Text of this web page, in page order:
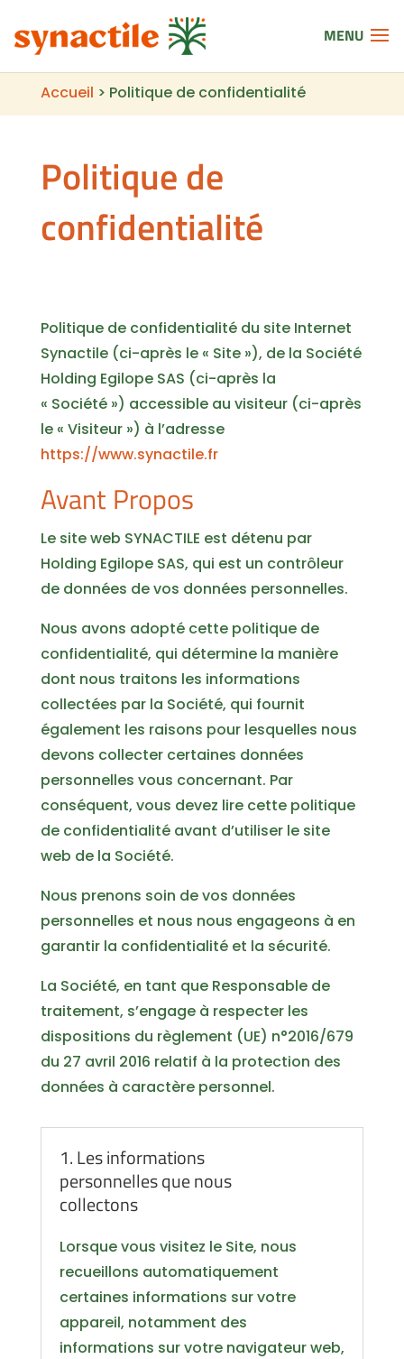
Accueil > Politique de confidentialité
Politique de
confidentialité
Politique de confidentialité du site Internet
Synactile (ci-après le « Site »), de la Société
Holding Egilope SAS (ci-après la
« Société ») accessible au visiteur (ci-après
le « Visiteur ») à l’adresse
https://www.synactile.fr
Avant Propos
Le site web SYNACTILE est détenu par
Holding Egilope SAS, qui est un contrôleur
de données de vos données personnelles.
Nous avons adopté cette politique de
confidentialité, qui détermine la manière
dont nous traitons les informations
collectées par la Société, qui fournit
également les raisons pour lesquelles nous
devons collecter certaines données
personnelles vous concernant. Par
conséquent, vous devez lire cette politique
de confidentialité avant d’utiliser le site
web de la Société.
Nous prenons soin de vos données
personnelles et nous nous engageons à en
garantir la confidentialité et la sécurité.
La Société, en tant que Responsable de
traitement, s’engage à respecter les
dispositions du règlement (UE) n°2016/679
du 27 avril 2016 relatif à la protection des
données à caractère personnel.
1. Les informations
personnelles que nous
collectons
Lorsque vous visitez le Site, nous
recueillons automatiquement
certaines informations sur votre
appareil, notamment des
informations sur votre navigateur web,